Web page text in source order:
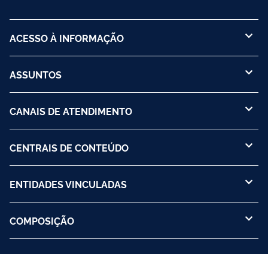
ACESSO À INFORMAÇÃO
ASSUNTOS
CANAIS DE ATENDIMENTO
CENTRAIS DE CONTEÚDO
ENTIDADES VINCULADAS
COMPOSIÇÃO